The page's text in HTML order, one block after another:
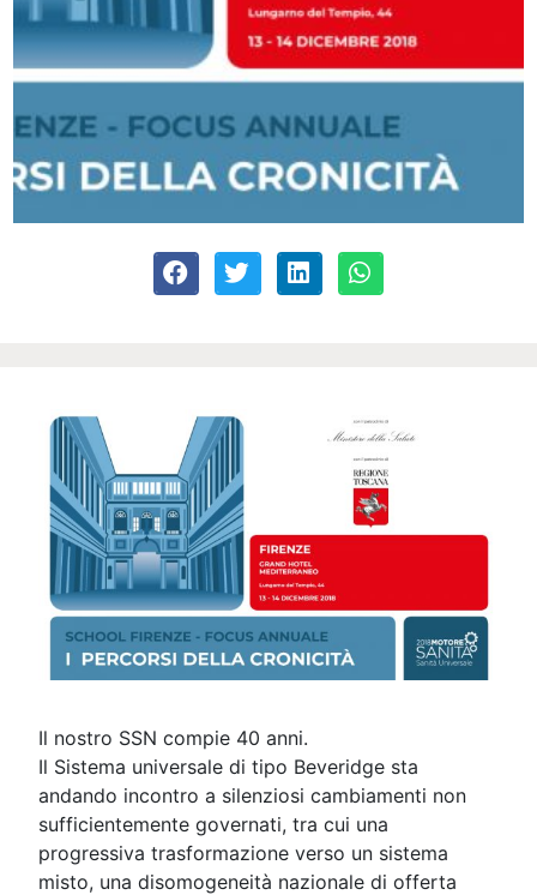
Il nostro SSN compie 40 anni.
Il Sistema universale di tipo Beveridge sta
andando incontro a silenziosi cambiamenti non
sufficientemente governati, tra cui una
progressiva trasformazione verso un sistema
misto, una disomogeneità nazionale di offerta